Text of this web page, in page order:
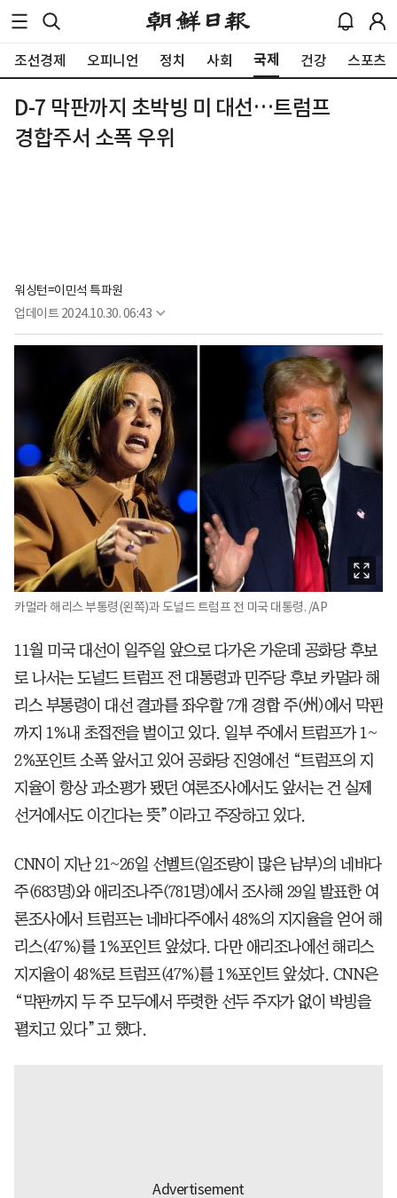
조선경제 오피니언 정치 사회 국제 건강 스포츠
D-7 막판까지 초박빙 미 대선…트럼프
경합주서 소폭 우위
워싱턴=이민석 특파원
업데이트 2024.10.30. 06:43
카멀라 해리스 부통령(왼쪽)과 도널드 트럼프 전 미국 대통령. /AP
11월 미국 대선이 일주일 앞으로 다가온 가운데 공화당 후보
로 나서는 도널드 트럼프 전 대통령과 민주당 후보 카멀라 해
리스 부통령이 대선 결과를 좌우할 7개 경합 주(州)에서 막판
까지 1%내 초접전을 벌이고 있다. 일부 주에서 트럼프가 1~
2%포인트 소폭 앞서고 있어 공화당 진영에선 “트럼프의 지
지율이 항상 과소평가 됐던 여론조사에서도 앞서는 건 실제
선거에서도 이긴다는 뜻”이라고 주장하고 있다.
CNN이 지난 21~26일 선벨트(일조량이 많은 남부)의 네바다
주(683명)와 애리조나주(781명)에서 조사해 29일 발표한 여
론조사에서 트럼프는 네바다주에서 48%의 지지율을 얻어 해
리스(47%)를 1%포인트 앞섰다. 다만 애리조나에선 해리스
지지율이 48%로 트럼프(47%)를 1%포인트 앞섰다. CNN은
“막판까지 두 주 모두에서 뚜렷한 선두 주자가 없이 박빙을
펼치고 있다”고 했다.